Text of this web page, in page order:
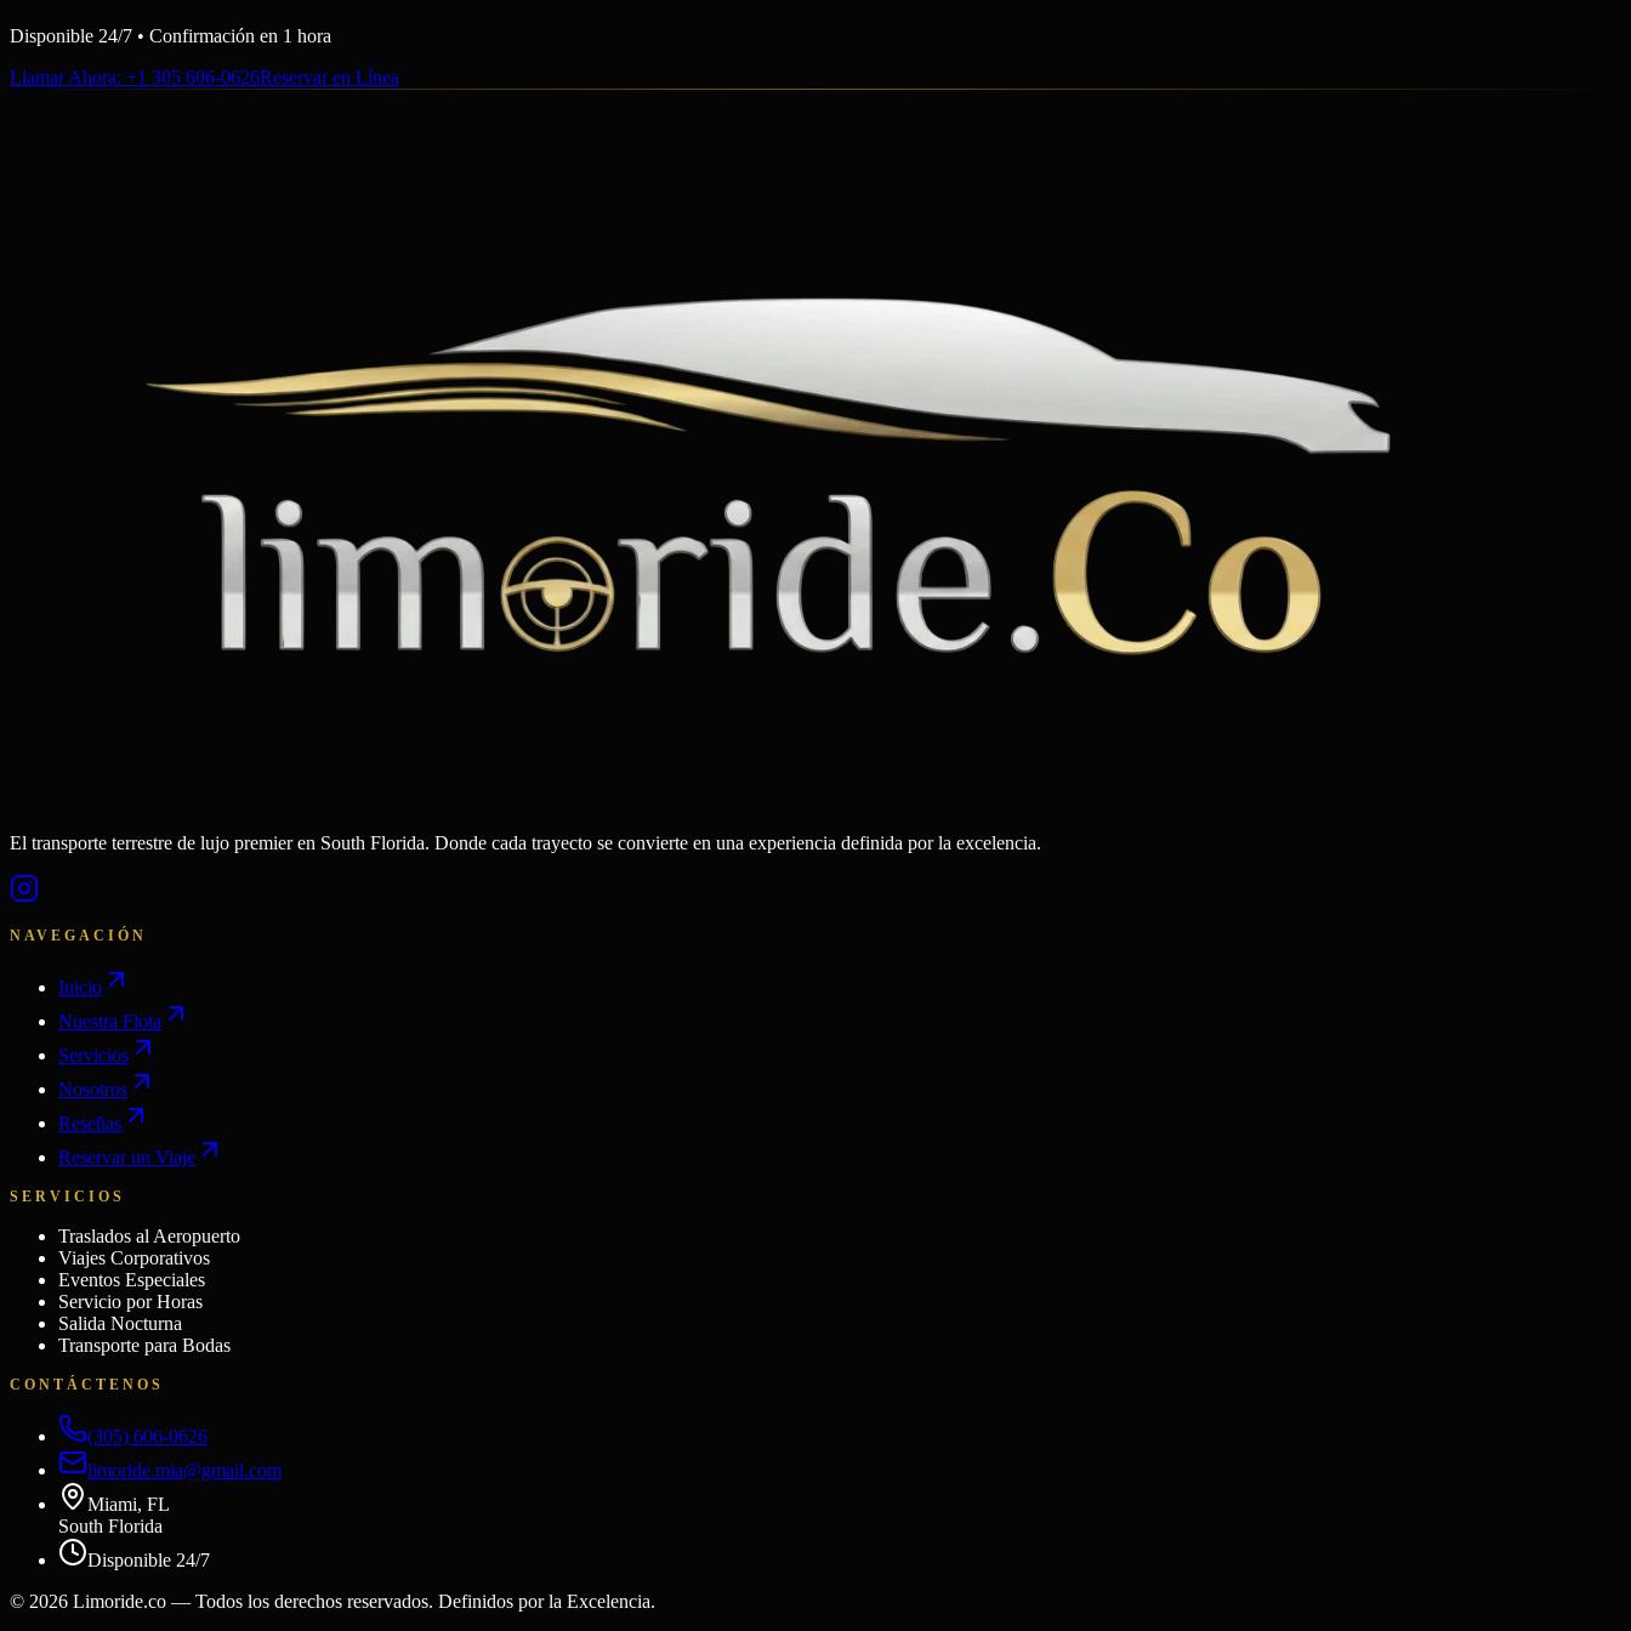
Disponible 24/7 • Confirmación en 1 hora
Llamar Ahora: +1 305 606-0626Reservar en Línea
El transporte terrestre de lujo premier en South Florida. Donde cada trayecto se convierte en una experiencia definida por la excelencia.
NAVEGACIÓN
Inicio
Nuestra Flota
Servicios
Nosotros
Reseñas
Reservar un Viaje
SERVICIOS
Traslados al Aeropuerto
Viajes Corporativos
Eventos Especiales
Servicio por Horas
Salida Nocturna
Transporte para Bodas
CONTÁCTENOS
(305) 606-0626
limoride.mia@gmail.com
Miami, FL
South Florida
Disponible 24/7
© 2026 Limoride.co — Todos los derechos reservados. Definidos por la Excelencia.